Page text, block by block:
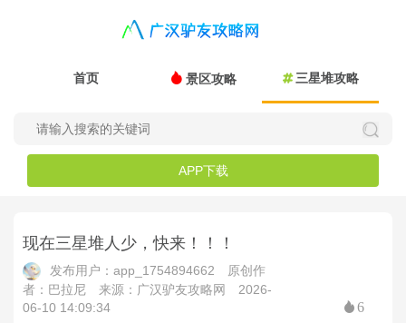
首页 景区攻略 三星堆攻略
APP下载
现在三星堆人少，快来！！！
发布用户：app_1754894662
原创作
者：巴拉尼
来源：广汉驴友攻略网
2026-
06-10 14:09:34
6